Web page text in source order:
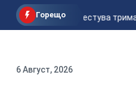
Горещо
Европол арестува трима
6 Август, 2026